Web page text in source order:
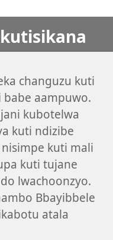
changuzu kuti
aampuwo.
kubotelwa
kuti ndizibe
kuti mali
kuti tujane
lwachoonzyo.
Bbayibbele
atala